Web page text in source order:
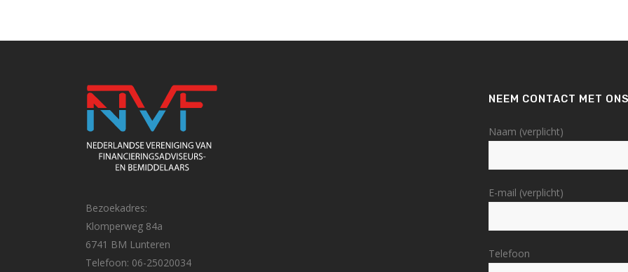
Bezoekadres:
Klomperweg 84a
6741 BM Lunteren
Telefoon: 06-25020034
NEEM CONTACT MET
Naam (verplicht)
E-mail (verplicht)
Telefoon